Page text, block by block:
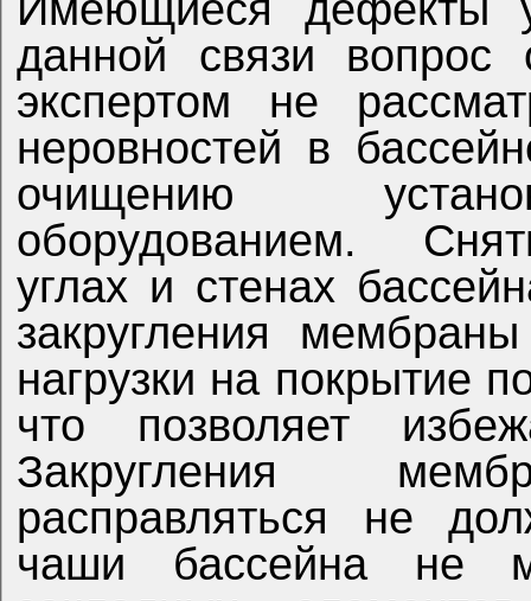
данной связи вопрос
экспертом не
неровностей в
очищению
оборудованием.
углах и стенах
закругления
нагрузки на покрытие
что позволяет
Закругления
расправляться не
чаши бассейна не